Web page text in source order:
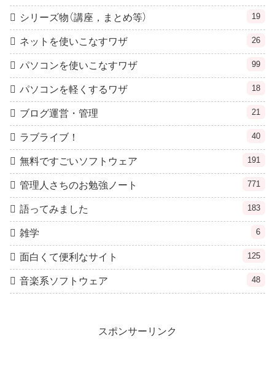
シリーズ物（講座，まとめ等） 19
ネットを使いこなすワザ 26
パソコンを使いこなすワザ 99
パソコンを軽くするワザ 18
ブログ運営・管理 21
ラブライブ！ 40
無料ですごいソフトウェア 191
管理人さちのお勉強ノート 771
語ってみました 183
雑学 6
面白くて便利なサイト 125
音楽系ソフトウェア 48
スポンサーリンク